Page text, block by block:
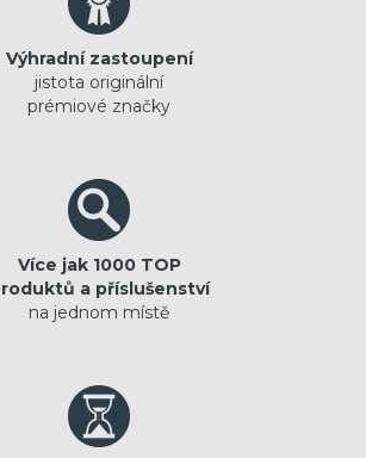
Výhradní zastoupení
jistota originální
prémiové značky
Více jak 1000 TOP
a příslušenství
na jednom místě